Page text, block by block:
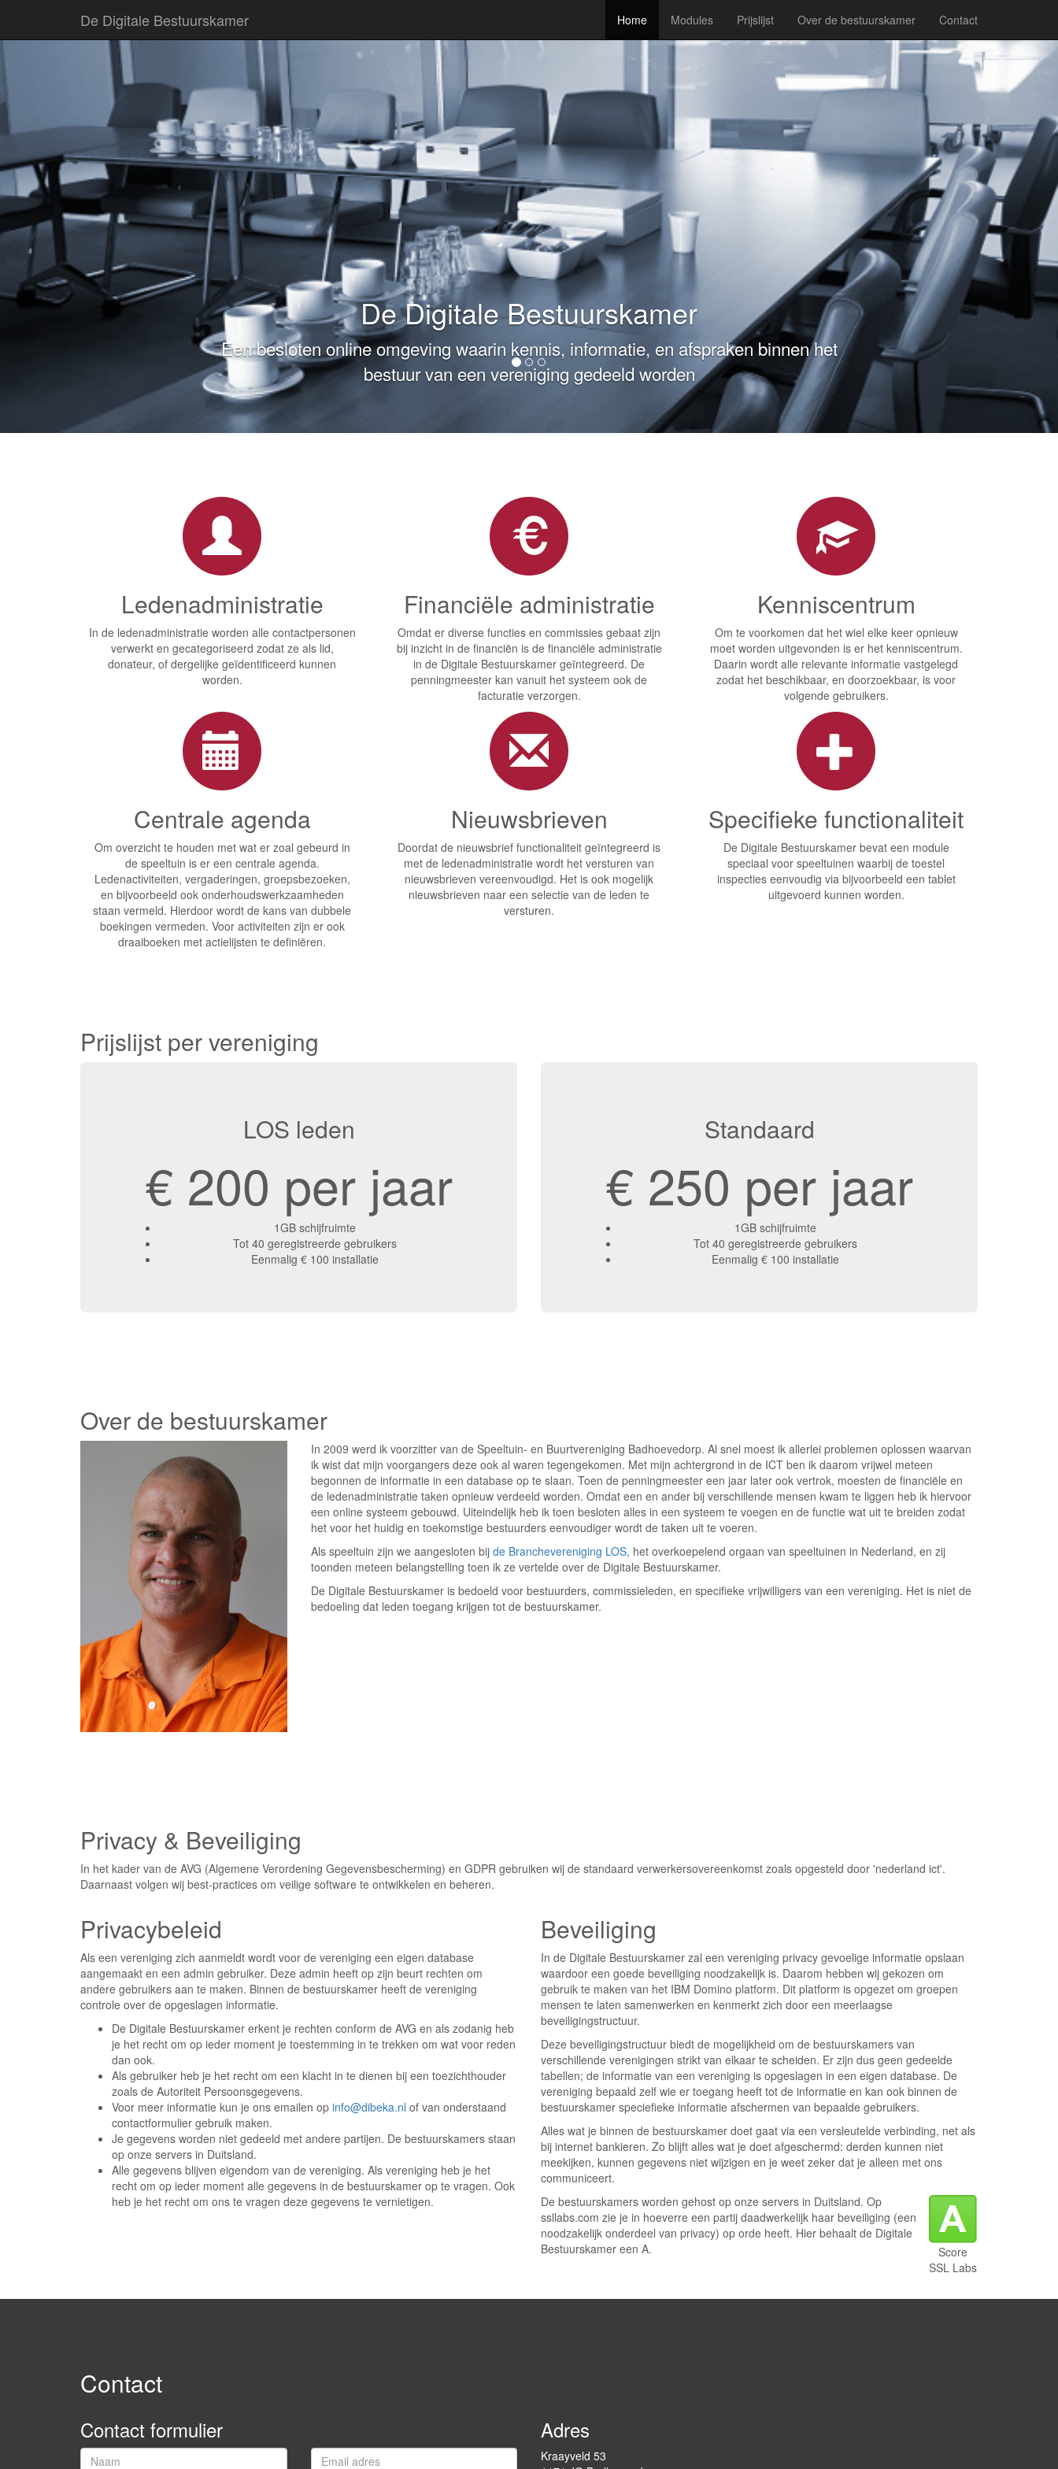
De Digitale Bestuurskamer Home Modules Prijslijst Over de bestuurskamer Contact
Klaar voor de start?
In het kenniscentrum kan allerlei informatie worden opgeslagen en teruggevonden
Ledenadministratie
In de ledenadministratie worden alle contactpersonen
verwerkt en gecategoriseerd zodat ze als lid,
donateur, of dergelijke geïdentificeerd kunnen
worden.
Financiële administratie
Omdat er diverse functies en commissies gebaat zijn
bij inzicht in de financiën is de financiële administratie
in de Digitale Bestuurskamer geïntegreerd. De
penningmeester kan vanuit het systeem ook de
facturatie verzorgen.
Kenniscentrum
Om te voorkomen dat het wiel elke keer opnieuw
moet worden uitgevonden is er het kenniscentrum.
Daarin wordt alle relevante informatie vastgelegd
zodat het beschikbaar, en doorzoekbaar, is voor
volgende gebruikers.
Centrale agenda
Om overzicht te houden met wat er zoal gebeurd in
de speeltuin is er een centrale agenda.
Ledenactiviteiten, vergaderingen, groepsbezoeken,
en bijvoorbeeld ook onderhoudswerkzaamheden
staan vermeld. Hierdoor wordt de kans van dubbele
boekingen vermeden. Voor activiteiten zijn er ook
draaiboeken met actielijsten te definiëren.
Nieuwsbrieven
Doordat de nieuwsbrief functionaliteit geïntegreerd is
met de ledenadministratie wordt het versturen van
nieuwsbrieven vereenvoudigd. Het is ook mogelijk
nieuwsbrieven naar een selectie van de leden te
versturen.
Specifieke functionaliteit
De Digitale Bestuurskamer bevat een module
speciaal voor speeltuinen waarbij de toestel
inspecties eenvoudig via bijvoorbeeld een tablet
uitgevoerd kunnen worden.
Prijslijst per vereniging
LOS leden
€ 200 per jaar
1GB schijfruimte
Tot 40 geregistreerde gebruikers
Eenmalig € 100 installatie
Standaard
€ 250 per jaar
1GB schijfruimte
Tot 40 geregistreerde gebruikers
Eenmalig € 100 installatie
Over de bestuurskamer
In 2009 werd ik voorzitter van de Speeltuin- en Buurtvereniging Badhoevedorp. Al snel moest ik allerlei problemen oplossen waarvan
ik wist dat mijn voorgangers deze ook al waren tegengekomen. Met mijn achtergrond in de ICT ben ik daarom vrijwel meteen
begonnen de informatie in een database op te slaan. Toen de penningmeester een jaar later ook vertrok, moesten de financiële en
de ledenadministratie taken opnieuw verdeeld worden. Omdat een en ander bij verschillende mensen kwam te liggen heb ik hiervoor
een online systeem gebouwd. Uiteindelijk heb ik toen besloten alles in een systeem te voegen en de functie wat uit te breiden zodat
het voor het huidig en toekomstige bestuurders eenvoudiger wordt de taken uit te voeren.
Als speeltuin zijn we aangesloten bij de Branchevereniging LOS, het overkoepelend orgaan van speeltuinen in Nederland, en zij
toonden meteen belangstelling toen ik ze vertelde over de Digitale Bestuurskamer.
De Digitale Bestuurskamer is bedoeld voor bestuurders, commissieleden, en specifieke vrijwilligers van een vereniging. Het is niet de
bedoeling dat leden toegang krijgen tot de bestuurskamer.
Privacy & Beveiliging
In het kader van de AVG (Algemene Verordening Gegevensbescherming) en GDPR gebruiken wij de standaard verwerkersovereenkomst zoals opgesteld door 'nederland ict'.
Daarnaast volgen wij best-practices om veilige software te ontwikkelen en beheren.
Privacybeleid
Als een vereniging zich aanmeldt wordt voor de vereniging een eigen database
aangemaakt en een admin gebruiker. Deze admin heeft op zijn beurt rechten om
andere gebruikers aan te maken. Binnen de bestuurskamer heeft de vereniging
controle over de opgeslagen informatie.
De Digitale Bestuurskamer erkent je rechten conform de AVG en als zodanig heb
je het recht om op ieder moment je toestemming in te trekken om wat voor reden
dan ook.
Als gebruiker heb je het recht om een klacht in te dienen bij een toezichthouder
zoals de Autoriteit Persoonsgegevens.
Voor meer informatie kun je ons emailen op info@dibeka.nl of van onderstaand
contactformulier gebruik maken.
Je gegevens worden niet gedeeld met andere partijen. De bestuurskamers staan
op onze servers in Duitsland.
Alle gegevens blijven eigendom van de vereniging. Als vereniging heb je het
recht om op ieder moment alle gegevens in de bestuurskamer op te vragen. Ook
heb je het recht om ons te vragen deze gegevens te vernietigen.
Beveiliging
In de Digitale Bestuurskamer zal een vereniging privacy gevoelige informatie opslaan
waardoor een goede beveiliging noodzakelijk is. Daarom hebben wij gekozen om
gebruik te maken van het IBM Domino platform. Dit platform is opgezet om groepen
mensen te laten samenwerken en kenmerkt zich door een meerlaagse
beveiligingstructuur.
Deze beveiligingstructuur biedt de mogelijkheid om de bestuurskamers van
verschillende verenigingen strikt van elkaar te scheiden. Er zijn dus geen gedeelde
tabellen; de informatie van een vereniging is opgeslagen in een eigen database. De
vereniging bepaald zelf wie er toegang heeft tot de informatie en kan ook binnen de
bestuurskamer speciefieke informatie afschermen van bepaalde gebruikers.
Alles wat je binnen de bestuurskamer doet gaat via een versleutelde verbinding, net als
bij internet bankieren. Zo blijft alles wat je doet afgeschermd: derden kunnen niet
meekijken, kunnen gegevens niet wijzigen en je weet zeker dat je alleen met ons
communiceert.
Score
SSL Labs
De bestuurskamers worden gehost op onze servers in Duitsland. Op
ssllabs.com zie je in hoeverre een partij daadwerkelijk haar beveiliging (een
noodzakelijk onderdeel van privacy) op orde heeft. Hier behaalt de Digitale
Bestuurskamer een A.
Contact
Contact formulier Adres
Kraayveld 53